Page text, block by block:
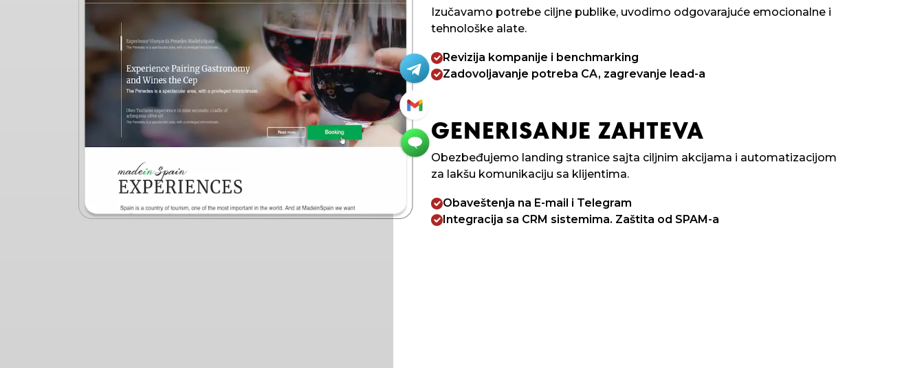
Izučavamo potrebe ciljne publike, uvodimo odgovarajuće emocionalne i
tehnološke alate.
Revizija kompanije i benchmarking
Zadovoljavanje potreba CA, zagrevanje lead-a
GENERISANJE ZAHTEVA
Obezbeđujemo landing stranice sajta ciljnim akcijama i automatizacijom
za lakšu komunikaciju sa klijentima.
Obaveštenja na E-mail i Telegram
Integracija sa CRM sistemima. Zaštita od SPAM-a